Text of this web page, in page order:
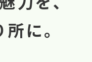
に。